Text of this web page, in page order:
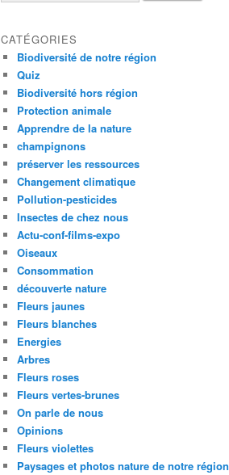
CATÉGORIES
Biodiversité de notre région
Quiz
Biodiversité hors région
Protection animale
Apprendre de la nature
champignons
préserver les ressources
Changement climatique
Pollution-pesticides
Insectes de chez nous
Actu-conf-films-expo
Oiseaux
Consommation
découverte nature
Fleurs jaunes
Fleurs blanches
Energies
Arbres
Fleurs roses
Fleurs vertes-brunes
On parle de nous
Opinions
Fleurs violettes
Paysages et photos nature de notre région